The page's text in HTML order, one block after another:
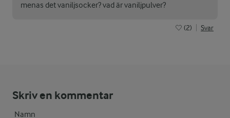
menas det vaniljsocker? vad är vaniljpulver?
(2) Svar
Skriv en kommentar
Namn